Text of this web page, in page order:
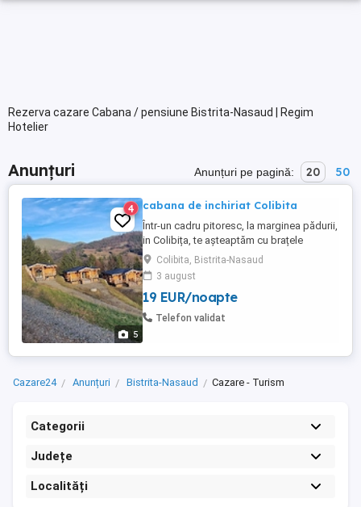
Rezerva cazare Cabana / pensiune Bistrita-Nasaud | Regim
Hotelier
Anunțuri Anunțuri pe pagină: 20 50
5
4 cabana de inchiriat Colibita
Într-un cadru pitoresc, la marginea pădurii,
in Colibița, te așteaptăm cu brațele
deschise un adevărat refugiu unde liniștea
naturii se îmbină armonios cu confortul
modern. Construită din bușteni și cu un
farmec ce amintește de poveștile
scandinave, această cabană este
Colibita, Bistrita-Nasaud
3 august
19 EUR/noapte
Telefon validat
Cazare24 Anunțuri Bistrita-Nasaud Cazare - Turism
Categorii
Județe
Localități